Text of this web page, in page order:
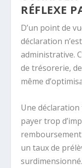
RÉFLEXE
D’un point de
déclaration
administrative.
de trésorerie,
même
Une
payer trop
un taux de